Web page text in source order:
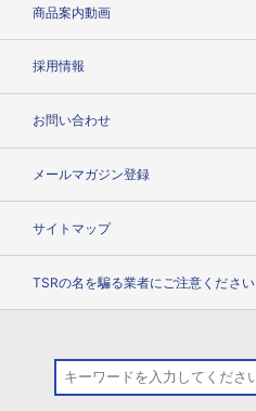
商品案内動画
採用情報
お問い合わせ
メールマガジン登録
サイトマップ
TSRの名を騙る業者にご注意ください